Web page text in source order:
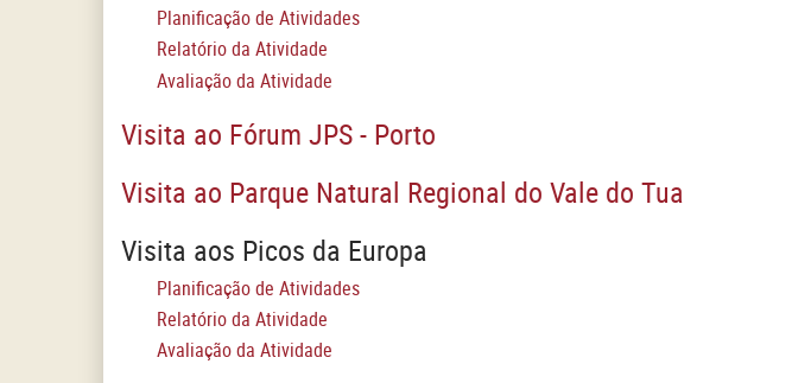
Planificação de Atividades
Relatório da Atividade
Avaliação da Atividade
Visita ao Fórum JPS - Porto
Visita ao Parque Natural Regional do Vale do Tua
Visita aos Picos da Europa
Planificação de Atividades
Relatório da Atividade
Avaliação da Atividade